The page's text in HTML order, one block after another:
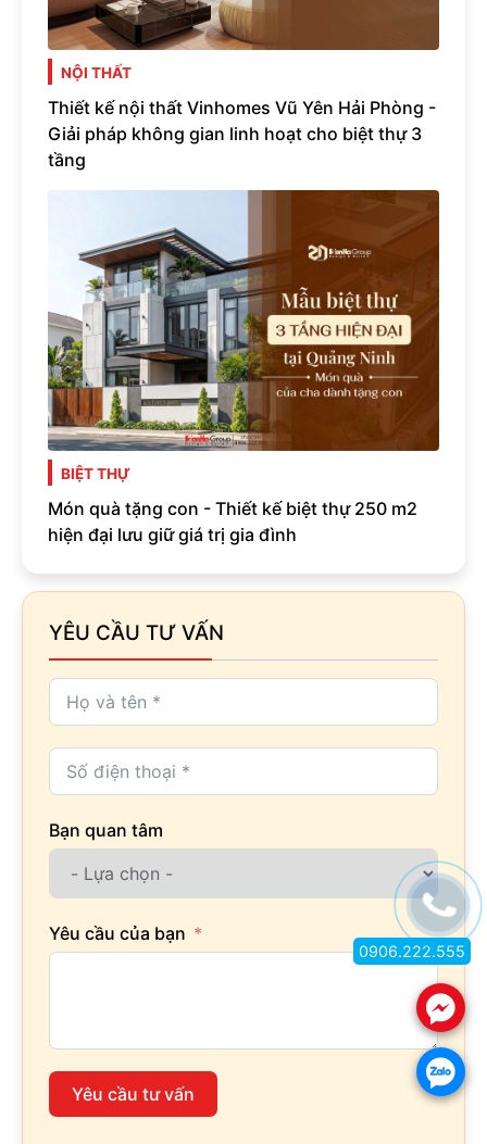
NỘI THẤT
Thiết kế nội thất Vinhomes Vũ Yên Hải Phòng -
Giải pháp không gian linh hoạt cho biệt thự 3
tầng
BIỆT THỰ
Món quà tặng con - Thiết kế biệt thự 250 m2
hiện đại lưu giữ giá trị gia đình
YÊU CẦU TƯ VẤN
Bạn quan tâm
Yêu cầu của bạn
Yêu cầu tư vấn
.
.
0906.222.555